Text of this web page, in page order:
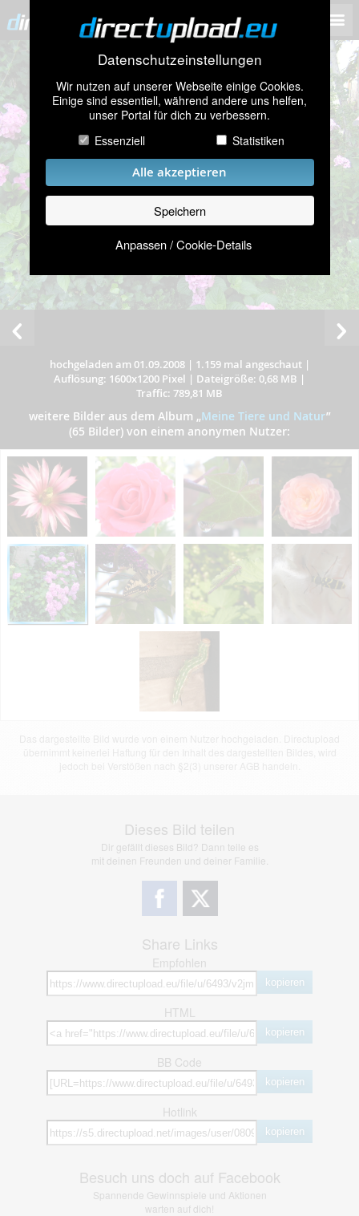
Datenschutzeinstellungen
Wir nutzen auf unserer Webseite einige Cookies.
Einige sind essentiell, während andere uns helfen,
unser Portal für dich zu verbessern.
Essenziell
Statistiken
Alle akzeptieren
Speichern
Anpassen / Cookie-Details
hochgeladen am 01.09.2008| 1.159 mal angeschaut|
Auflösung: 1600x1200 Pixel | Dateigröße: 0,68 MB |
Traffic: 789,81 MB
weitere Bilder aus dem Album „Meine Tiere und Natur”
(65 Bilder) von einem anonymen Nutzer:
Dieses Bild teilen
Dir gefällt dieses Bild? Dann teile es
mit deinen Freunden und deiner Familie.
Share Links
Empfohlen
kopieren
HTML
kopieren
BB Code
kopieren
Hotlink
kopieren
Besuch uns doch auf Facebook
Spannende Gewinnspiele und Aktionen
warten auf dich!